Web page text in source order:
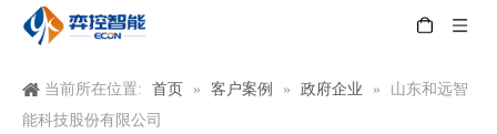
当前所在位置: 首页 » 客户案例 » 政府企业 »
山东和远智
能科技股份有限公司